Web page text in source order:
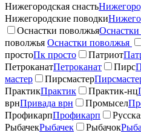
Нижегородская снасть
Нижегородские поводки
Оснастки поволжья
поволжья Оснастки поволжья
простоПк просто Патриот
ПетроканатПетроканат Пирс
мастер
Пирсмастер
ПрактикПрактик Практик-нц
врнПривада врн Промысел
ПрофикарпПрофикарп
РыбачекРыбачек Рыбачок